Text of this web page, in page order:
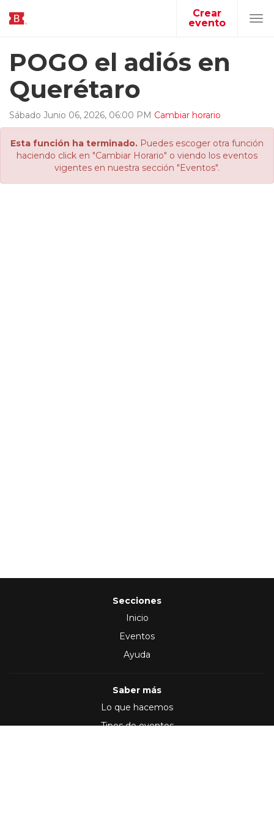
Crear
evento
POGO el adiós en
Querétaro
Sábado Junio 06, 2026, 06:00 PM Cambiar horario
Esta función ha terminado. Puedes escoger otra función
haciendo click en "Cambiar Horario" o viendo los eventos
vigentes en nuestra sección "Eventos".
Secciones
Inicio
Eventos
Ayuda
Saber más
Lo que hacemos
Tipos de eventos